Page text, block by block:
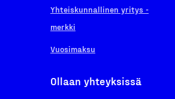
Yhteiskunnallinen yritys -
merkki
Vuosimaksu
Ollaan yhteyksissä